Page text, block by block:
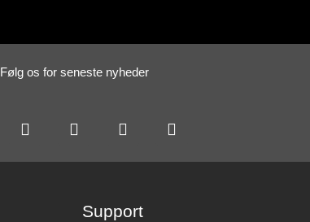
Følg os for seneste nyheder
Support